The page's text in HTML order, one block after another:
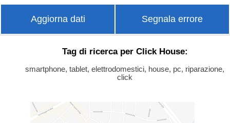
Aggiorna dati Segnala errore
Tag di ricerca per Click House:
smartphone, tablet, elettrodomestici, house, pc, riparazione,
click